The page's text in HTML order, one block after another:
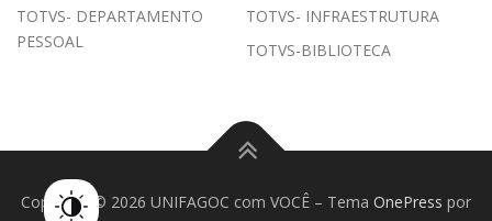
TOTVS- DEPARTAMENTO
PESSOAL
TOTVS- INFRAESTRUTURA
TOTVS-BIBLIOTECA
Copyright © 2026 UNIFAGOC com VOCÊ – Tema OnePress por